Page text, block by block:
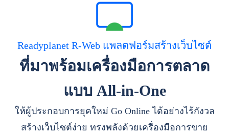
Readyplanet R-Web แพลตฟอร์มสร้างเว็บไซต์
ที่มาพร้อมเครื่องมือการตลาด
แบบ All-in-One
ให้ผู้ประกอบการยุคใหม่ Go Online ได้อย่างไร้กังวล
สร้างเว็บไซต์ง่าย ทรงพลังด้วยเครื่องมือการขาย